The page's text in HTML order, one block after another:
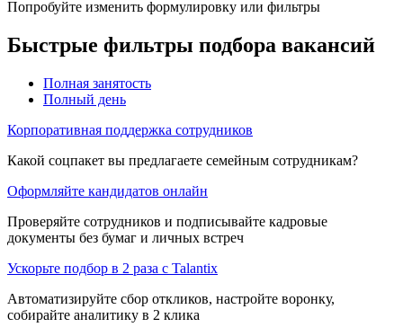
Попробуйте изменить формулировку или фильтры
Быстрые фильтры подбора вакансий
Полная занятость
Полный день
Корпоративная поддержка сотрудников
Какой соцпакет вы предлагаете семейным сотрудникам?
Оформляйте кандидатов онлайн
Проверяйте сотрудников и подписывайте кадровые
документы без бумаг и личных встреч
Ускорьте подбор в 2 раза с Talantix
Автоматизируйте сбор откликов, настройте воронку,
собирайте аналитику в 2 клика